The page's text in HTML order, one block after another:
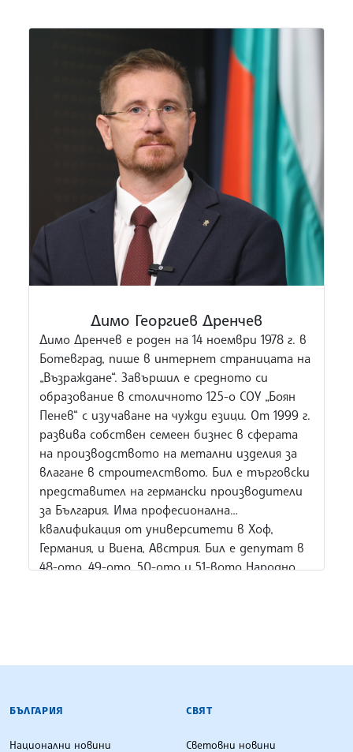
Държавния департамент на САЩ, както и
програмата „Бъдещи европейски лидери“.
Георгиев е преминал и курс към Китайска
дипломатическа академия към
Министерството на външните работи на
Китай. Последно заема поста министър на
външните работи в правителството на
Росен Желязков (2025 – 2026).
Димо Георгиев Дренчев
Димо Дренчев е роден на 14 ноември 1978 г. в
Ботевград, пише в интернет страницата на
„Възраждане“. Завършил е средното си
образование в столичното 125-о СОУ „Боян
Пенев“ с изучаване на чужди езици. От 1999 г.
развива собствен семеен бизнес в сферата
на производството на метални изделия за
влагане в строителството. Бил е търговски
представител на германски производители
за България. Има професионална
квалификация от университети в Хоф,
Германия, и Виена, Австрия. Бил е депутат в
48-ото, 49-ото, 50-ото и 51-вото Народно
БЪЛГАРСКА ТЕЛЕГРАФНА АГЕНЦИЯ
БЪЛГАРИЯ
Национални новини
СВЯТ
Световни новини